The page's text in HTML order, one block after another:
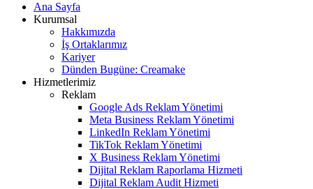
Ana Sayfa
Kurumsal
Hakkımızda
İş Ortaklarımız
Kariyer
Dünden Bugüne: Creamake
Hizmetlerimiz
Reklam
Google Ads Reklam Yönetimi
Meta Business Reklam Yönetimi
LinkedIn Reklam Yönetimi
TikTok Reklam Yönetimi
X Business Reklam Yönetimi
Dijital Reklam Raporlama Hizmeti
Dijital Reklam Audit Hizmeti